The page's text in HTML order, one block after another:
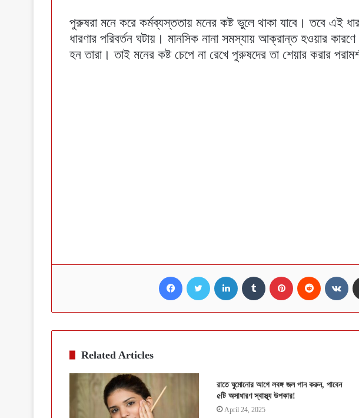
পুরুষরা মনে করে কর্মব্যস্ততায় মনের কষ্ট ভুলে থাকা যাবে। তবে এই
ধারণার পরিবর্তন ঘটায়। মানসিক নানা সমস্যায় আক্রান্ত হওয়ার
হন তারা। তাই মনের কষ্ট চেপে না রেখে পুরুষদের তা শেয়ার করার
Facebook Twitter LinkedIn Tumblr Pinterest Reddit
Related Articles
রাতে ঘুমোনোর আগে লবঙ্গ জল পান করুন, পাবেন
৫টি অসাধারণ স্বাস্থ্য উপকার!
April 24, 2025